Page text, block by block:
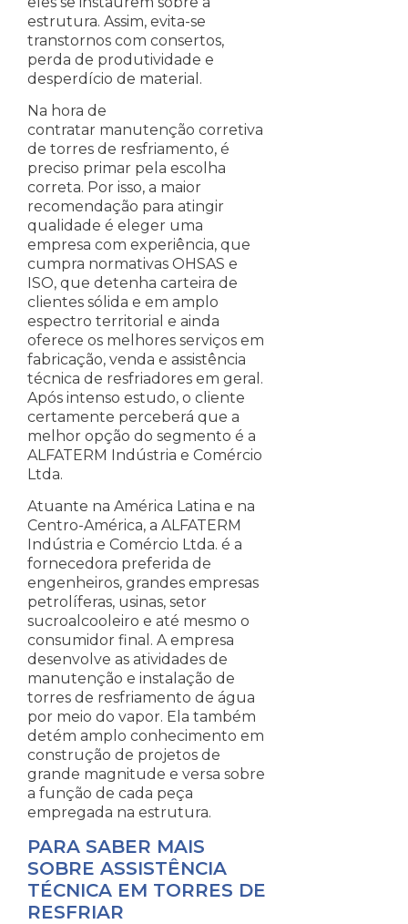
estrutura. Assim, evita-se
transtornos com consertos,
perda de produtividade e
desperdício de material.
Na hora de
contratar manutenção corretiva
de torres de resfriamento, é
preciso primar pela escolha
correta. Por isso, a maior
recomendação para atingir
qualidade é eleger uma
empresa com experiência, que
cumpra normativas OHSAS e
ISO, que detenha carteira de
clientes sólida e em amplo
espectro territorial e ainda
oferece os melhores serviços em
fabricação, venda e assistência
técnica de resfriadores em geral.
Após intenso estudo, o cliente
certamente perceberá que a
melhor opção do segmento é a
ALFATERM Indústria e Comércio
Ltda.
Atuante na América Latina e na
Centro-América, a ALFATERM
Indústria e Comércio Ltda. é a
fornecedora preferida de
engenheiros, grandes empresas
petrolíferas, usinas, setor
sucroalcooleiro e até mesmo o
consumidor final. A empresa
desenvolve as atividades de
manutenção e instalação de
torres de resfriamento de água
por meio do vapor. Ela também
detém amplo conhecimento em
construção de projetos de
grande magnitude e versa sobre
a função de cada peça
empregada na estrutura.
PARA SABER MAIS
SOBRE ASSISTÊNCIA
TÉCNICA EM TORRES DE
RESFRIAR